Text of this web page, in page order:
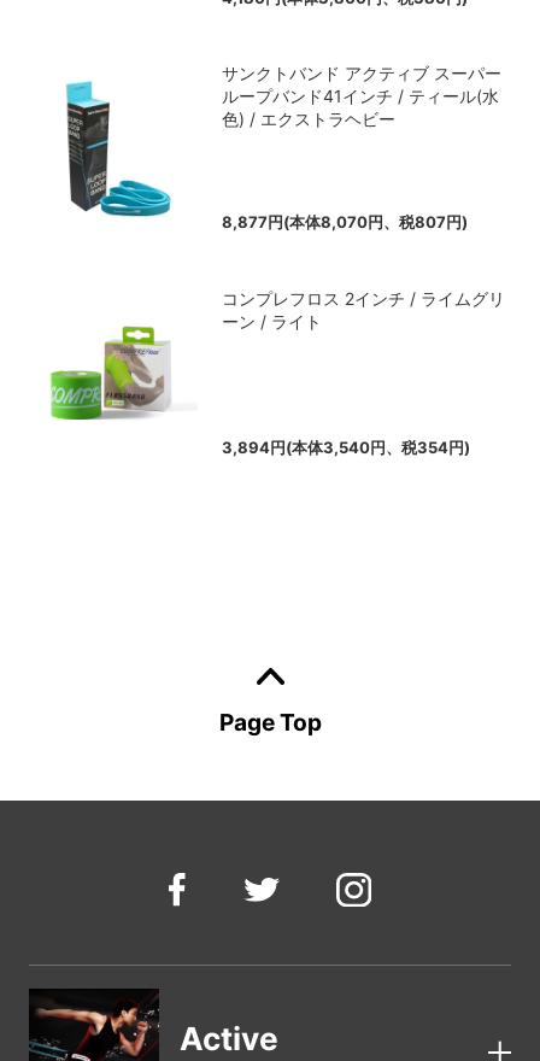
サンクトバンド アクティブ スーパー
ループバンド41インチ / ティール(水
色) / エクストラヘビー
8,877円(本体8,070円、税807円)
コンプレフロス 2インチ / ライムグリ
ーン / ライト
3,894円(本体3,540円、税354円)
Page Top
Active